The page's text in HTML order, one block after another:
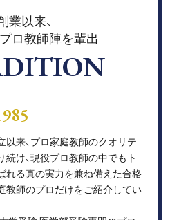
業以来、
ロ教師陣を輩出
以来、プロ家庭教師のクオリテ
続け、現役プロ教師の中でもト
れる真の実力を兼ね備えた合格
教師のプロだけをご紹介してい